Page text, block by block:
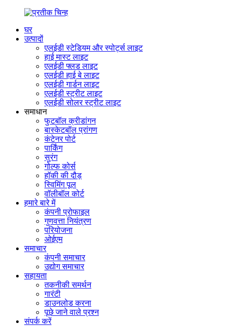
घर
उत्पादों
एलईडी स्टेडियम और स्पोर्ट्स लाइट
हाई मास्ट लाइट
एलईडी फ्लड लाइट
एलईडी हाई बे लाइट
एलईडी गार्डन लाइट
एलईडी स्ट्रीट लाइट
एलईडी सोलर स्ट्रीट लाइट
समाधान
फुटबॉल क्रीडांगन
बास्केटबॉल प्रांगण
कंटेनर पोर्ट
पार्किंग
सुरंग
गोल्फ कोर्स
हॉकी की दौड़
स्विमिंग पूल
वॉलीबॉल कोर्ट
हमारे बारे में
कंपनी प्रोफाइल
गुणवत्ता नियंत्रण
परियोजना
ओईएम
समाचार
कंपनी समाचार
उद्योग समाचार
सहायता
तकनीकी समर्थन
गारंटी
डाउनलोड करना
पूछे जाने वाले प्रश्न
संपर्क करें